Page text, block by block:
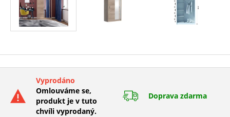
Vyprodáno
Omlouváme se,
produkt je v tuto
chvíli vyprodaný.
Doprava zdarma